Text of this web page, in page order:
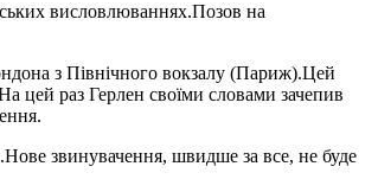
висловлюваннях.Позов на
з Північного вокзалу (Париж).Цей
цей раз Герлен своїми словами зачепив
звинувачення, швидше за все, не буде